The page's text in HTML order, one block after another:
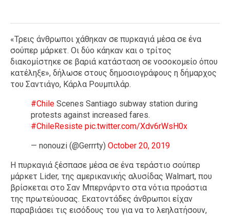
«Τρεις άνθρωποι χάθηκαν σε πυρκαγιά μέσα σε ένα
σούπερ μάρκετ. Οι δύο κάηκαν και ο τρίτος
διακομίστηκε σε βαριά κατάσταση σε νοσοκομείο όπου
κατέληξε», δήλωσε στους δημοσιογράφους η δήμαρχος
του Σαντιάγο, Κάρλα Ρουμπιλάρ.
#Chile Scenes Santiago subway station during
protests against increased fares.
#ChileResiste pic.twitter.com/Xdv6rWsH0x
— nonouzi (@Gerrrty) October 20, 2019
Η πυρκαγιά ξέσπασε μέσα σε ένα τεράστιο σούπερ
μάρκετ Lider, της αμερικανικής αλυσίδας Walmart, που
βρίσκεται στο Σαν Μπερνάρντο στα νότια προάστια
της πρωτεύουσας. Εκατοντάδες άνθρωποι είχαν
παραβιάσει τις εισόδους του για να το λεηλατήσουν,